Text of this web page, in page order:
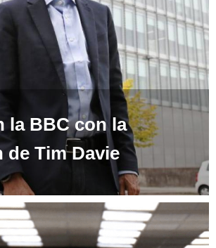
la BBC con la
Tim Davie